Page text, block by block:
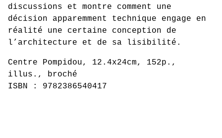
discussions et montre comment une
décision apparemment technique engage en
réalité une certaine conception de
l’architecture et de sa lisibilité.
Centre Pompidou, 12.4x24cm, 152p.,
illus., broché
ISBN : 9782386540417